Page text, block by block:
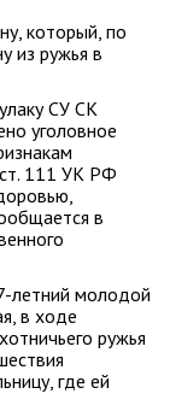
который, по
из ружья в
СУ СК
уголовное
ст. 111 УК РФ
в
летний молодой
в ходе
ружья
где ей